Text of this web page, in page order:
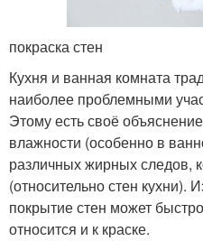
покраска стен
Кухня и ванная комната
наиболее проблемными
Этому есть своё
влажности (особенно в
различных жирных следов,
(относительно стен кухни).
покрытие стен может
относится и к краске.